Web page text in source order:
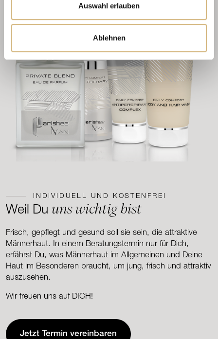
Auswahl erlauben
Ablehnen
INDIVIDUELL UND KOSTENFREI
Weil Du uns wichtig bist
Frisch, gepflegt und gesund soll sie sein, die attraktive
Männerhaut. In einem Beratungstermin nur für Dich,
erfährst Du, was Männerhaut im Allgemeinen und Deine
Haut im Besonderen braucht, um jung, frisch und attraktiv
auszusehen.
Wir freuen uns auf DICH!
Jetzt Termin vereinbaren